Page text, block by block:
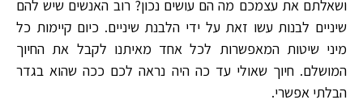
ושאלתם את עצמכם מה הם עושים נכון? רוב האנשים שיש להם
שיניים לבנות עשו זאת על ידי הלבנת שיניים. כיום קיימות כל
מיני שיטות המאפשרות לכל אחד מאיתנו לקבל את החיוך
המושלם. חיוך שאולי עד כה היה נראה לכם ככה שהוא בגדר
הבלתי אפשרי.